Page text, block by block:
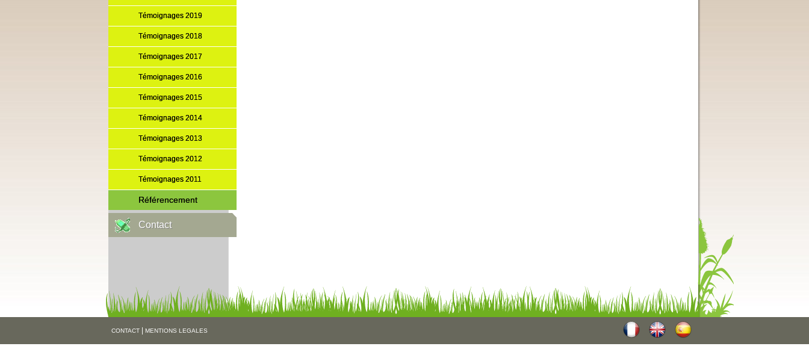
Témoignages 2019
Témoignages 2018
Témoignages 2017
Témoignages 2016
Témoignages 2015
Témoignages 2014
Témoignages 2013
Témoignages 2012
Témoignages 2011
Référencement
Contact
CONTACT| MENTIONS LEGALES